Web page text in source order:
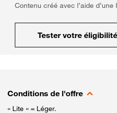
Contenu créé avec l’aide
Tester votre éligibilité
Conditions de l'offre
« Lite » = Léger.